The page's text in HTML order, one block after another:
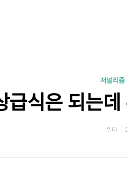
저널리즘
급식은 되는
일다